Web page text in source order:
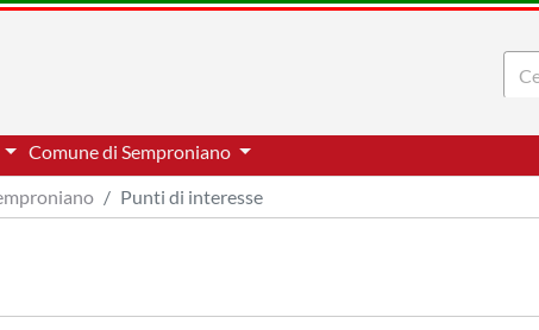
Comune di Semproniano
Punti di interesse